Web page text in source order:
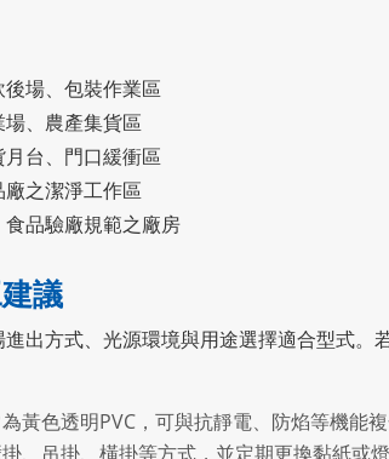
場、包裝作業區
、農產集貨區
台、門口緩衝區
之潔淨工作區
品驗廠規範之廠房
議
出方式、光源環境與用途選擇適合型式
黃色透明PVC，可與抗靜電、防焰等機能複
、吊掛、橫掛等方式，並定期更換黏紙或燈